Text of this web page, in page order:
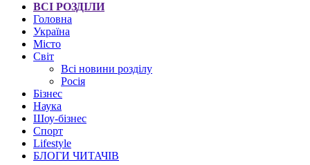
ВСІ РОЗДІЛИ
Головна
Україна
Місто
Світ
Всі новини розділу
Росія
Бізнес
Наука
Шоу-бізнес
Спорт
Lifestyle
БЛОГИ ЧИТАЧІВ